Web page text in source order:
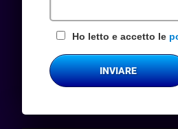
Ho letto e accetto le
INVIARE